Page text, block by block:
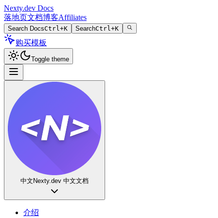
Nexty.dev Docs
落地页文档博客Affiliates
Search DocsCtrl+K SearchCtrl+K
购买模板
Toggle theme
中文 Nexty.dev 中文文档
介绍